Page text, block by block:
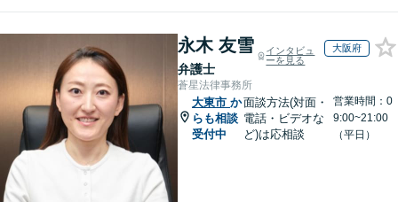
永木 友雪
弁護士
インタビュ
ーを見る
大阪府
蒼星法律事務所
大東市 か
らも相談
受付中
面談方法(対面・
電話・ビデオな
ど)は応相談
営業時間：0
9:00~21:00
（平日）